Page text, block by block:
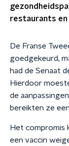
restaurants en
De Franse
goedgekeurd,
had de Senaat
Hierdoor
de
bereikten ze
Het compromis
een vaccin